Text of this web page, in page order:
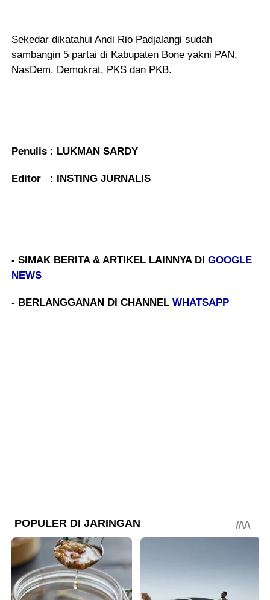
Sekedar dikatahui Andi Rio Padjalangi sudah
sambangin 5 partai di Kabupaten Bone yakni PAN,
NasDem, Demokrat, PKS dan PKB.
Penulis : LUKMAN SARDY
Editor : INSTING JURNALIS
- SIMAK BERITA & ARTIKEL LAINNYA DIGOOGLE
NEWS
- BERLANGGANAN DI CHANNELWHATSAPP